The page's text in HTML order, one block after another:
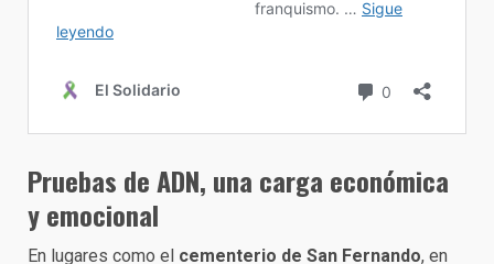
Pruebas de ADN, una carga económica
y emocional
En lugares como el cementerio de San Fernando, en